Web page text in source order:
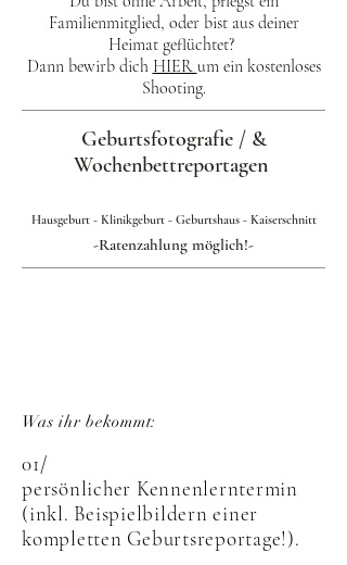
Familienmitglied, oder bist aus deiner
Heimat geflüchtet?
Dann bewirb dich HIER um ein kostenloses
Shooting.
Geburtsfotografie / &
Wochenbettreportagen
Hausgeburt - Klinikgeburt - Geburtshaus - Kaiserschnitt
-Ratenzahlung möglich!-
Was ihr bekommt:
01/
persönlicher Kennenlerntermin
(inkl. Beispielbildern einer
kompletten Geburtsreportage!).